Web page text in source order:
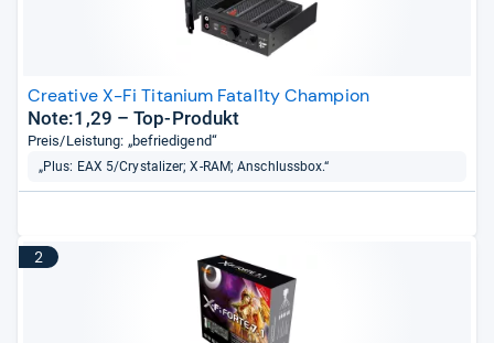
Creative X-Fi Titanium Fatal1ty Champion
Note:1,29 – Top-Produkt
Preis/Leistung: „befriedigend“
„Plus: EAX 5/Crystalizer; X-RAM; Anschlussbox.“
2